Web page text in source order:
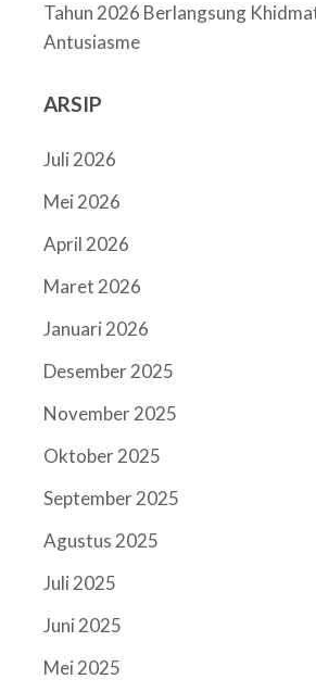
Tahun 2026 Berlangsung
Antusiasme
ARSIP
Juli 2026
Mei 2026
April 2026
Maret 2026
Januari 2026
Desember 2025
November 2025
Oktober 2025
September 2025
Agustus 2025
Juli 2025
Juni 2025
Mei 2025